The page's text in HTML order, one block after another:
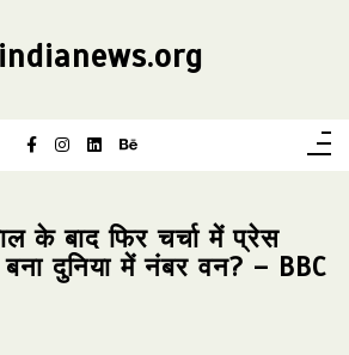
के बाद फिर चर्चा में प्रेस
बना दुनिया में नंबर वन? – BBC